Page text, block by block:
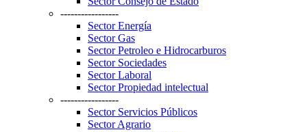
-----------------
Sector Energía
Sector Gas
Sector Petroleo e Hidrocarburos
Sector Sociedades
Sector Laboral
Sector Propiedad intelectual
-----------------
Sector Servicios Públicos
Sector Agrario